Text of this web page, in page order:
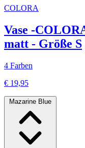
COLORA
Vase -
matt - Größe S
4 Farben
€ 19,95
Mazarine Blue